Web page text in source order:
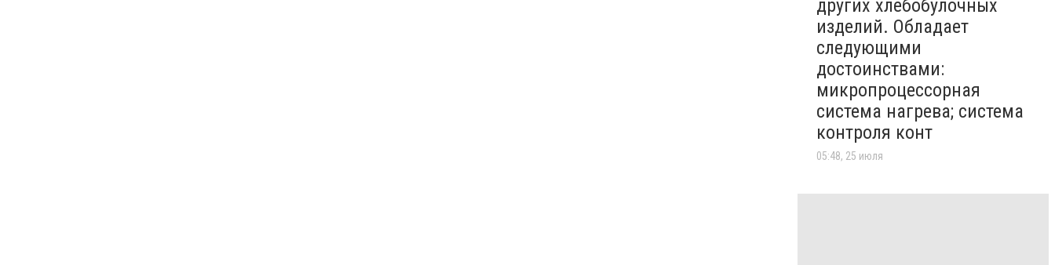
других хлебобулочных
изделий. Обладает
следующими
достоинствами:
микропроцессорная
система нагрева; система
контроля конт
05:48, 25 июля